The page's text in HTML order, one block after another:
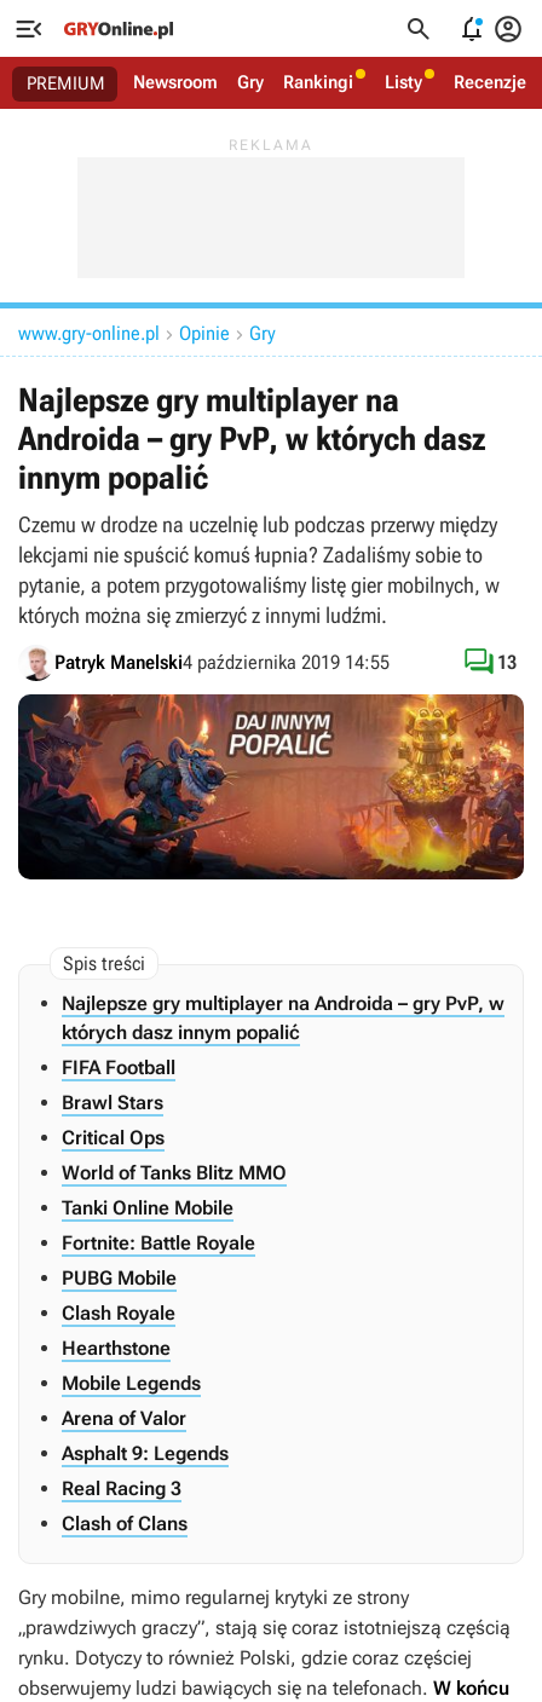
   
PREMIUM Newsroom Gry Rankingi Listy Recenzje
www.gry-online.pl  Opinie  Gry
Najlepsze gry multiplayer na
Androida – gry PvP, w których dasz
innym popalić
Czemu w drodze na uczelnię lub podczas przerwy między
lekcjami nie spuścić komuś łupnia? Zadaliśmy sobie to
pytanie, a potem przygotowaliśmy listę gier mobilnych, w
których można się zmierzyć z innymi ludźmi.
Patryk Manelski4 października 2019 14:55  13
Najlepsze gry multiplayer na Androida – gry PvP, w
których dasz innym popalić
FIFA Football
Brawl Stars
Critical Ops
World of Tanks Blitz MMO
Tanki Online Mobile
Fortnite: Battle Royale
PUBG Mobile
Clash Royale
Hearthstone
Mobile Legends
Arena of Valor
Asphalt 9: Legends
Real Racing 3
Clash of Clans
Gry mobilne, mimo regularnej krytyki ze strony
„prawdziwych graczy”, stają się coraz istotniejszą częścią
rynku. Dotyczy to również Polski, gdzie coraz częściej
obserwujemy ludzi bawiących się na telefonach. W końcu